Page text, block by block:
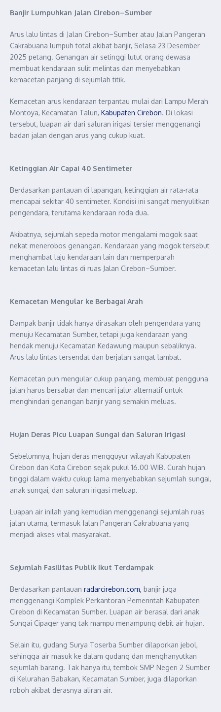
Banjir Lumpuhkan Jalan Cirebon–Sumber
Arus lalu lintas di Jalan Cirebon–Sumber atau Jalan Pangeran
Cakrabuana lumpuh total akibat banjir, Selasa 23 Desember
2025 petang. Genangan air setinggi lutut orang dewasa
membuat kendaraan sulit melintas dan menyebabkan
kemacetan panjang di sejumlah titik.
Kemacetan arus kendaraan terpantau mulai dari Lampu Merah
Montoya, Kecamatan Talun, Kabupaten Cirebon. Di lokasi
tersebut, luapan air dari saluran irigasi tersier menggenangi
badan jalan dengan arus yang cukup kuat.
Ketinggian Air Capai 40 Sentimeter
Berdasarkan pantauan di lapangan, ketinggian air rata-rata
mencapai sekitar 40 sentimeter. Kondisi ini sangat menyulitkan
pengendara, terutama kendaraan roda dua.
Akibatnya, sejumlah sepeda motor mengalami mogok saat
nekat menerobos genangan. Kendaraan yang mogok tersebut
menghambat laju kendaraan lain dan memperparah
kemacetan lalu lintas di ruas Jalan Cirebon–Sumber.
Kemacetan Mengular ke Berbagai Arah
Dampak banjir tidak hanya dirasakan oleh pengendara yang
menuju Kecamatan Sumber, tetapi juga kendaraan yang
hendak menuju Kecamatan Kedawung maupun sebaliknya.
Arus lalu lintas tersendat dan berjalan sangat lambat.
Kemacetan pun mengular cukup panjang, membuat pengguna
jalan harus bersabar dan mencari jalur alternatif untuk
menghindari genangan banjir yang semakin meluas.
Hujan Deras Picu Luapan Sungai dan Saluran Irigasi
Sebelumnya, hujan deras mengguyur wilayah Kabupaten
Cirebon dan Kota Cirebon sejak pukul 16.00 WIB. Curah hujan
tinggi dalam waktu cukup lama menyebabkan sejumlah sungai,
anak sungai, dan saluran irigasi meluap.
Luapan air inilah yang kemudian menggenangi sejumlah ruas
jalan utama, termasuk Jalan Pangeran Cakrabuana yang
menjadi akses vital masyarakat.
Sejumlah Fasilitas Publik Ikut Terdampak
Berdasarkan pantauan radarcirebon.com, banjir juga
menggenangi Komplek Perkantoran Pemerintah Kabupaten
Cirebon di Kecamatan Sumber. Luapan air berasal dari anak
Sungai Cipager yang tak mampu menampung debit air hujan.
Selain itu, gudang Surya Toserba Sumber dilaporkan jebol,
sehingga air masuk ke dalam gudang dan menghanyutkan
sejumlah barang. Tak hanya itu, tembok SMP Negeri 2 Sumber
di Kelurahan Babakan, Kecamatan Sumber, juga dilaporkan
roboh akibat derasnya aliran air.